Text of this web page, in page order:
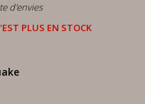
d'envies
PLUS EN STOCK